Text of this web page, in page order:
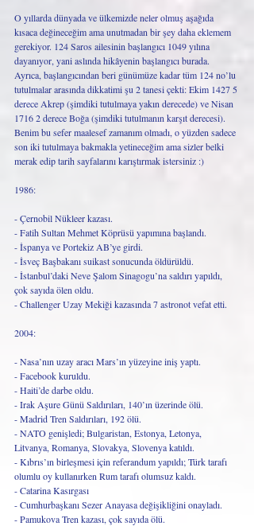
O yıllarda dünyada ve ülkemizde neler olmuş aşağıda
kısaca değineceğim ama unutmadan bir şey daha eklemem
gerekiyor. 124 Saros ailesinin başlangıcı 1049 yılına
dayanıyor, yani aslında hikâyenin başlangıcı burada.
Ayrıca, başlangıcından beri günümüze kadar tüm 124 no’lu
tutulmalar arasında dikkatimi şu 2 tanesi çekti: Ekim 1427 5
derece Akrep (şimdiki tutulmaya yakın derecede) ve Nisan
1716 2 derece Boğa (şimdiki tutulmanın karşıt derecesi).
Benim bu sefer maalesef zamanım olmadı, o yüzden sadece
son iki tutulmaya bakmakla yetineceğim ama sizler belki
merak edip tarih sayfalarını karıştırmak istersiniz :)
1986:
- Çernobil Nükleer kazası.
- Fatih Sultan Mehmet Köprüsü yapımına başlandı.
- İspanya ve Portekiz AB’ye girdi.
- İsveç Başbakanı suikast sonucunda öldürüldü.
- İstanbul’daki Neve Şalom Sinagogu’na saldırı yapıldı,
çok sayıda ölen oldu.
- Challenger Uzay Mekiği kazasında 7 astronot vefat etti.
2004:
- Nasa’nın uzay aracı Mars’ın yüzeyine iniş yaptı.
- Facebook kuruldu.
- Haiti’de darbe oldu.
- Irak Aşure Günü Saldırıları, 140’ın üzerinde ölü.
- Madrid Tren Saldırıları, 192 ölü.
- NATO genişledi; Bulgaristan, Estonya, Letonya,
Litvanya, Romanya, Slovakya, Slovenya katıldı.
- Kıbrıs’ın birleşmesi için referandum yapıldı; Türk tarafı
olumlu oy kullanırken Rum tarafı olumsuz kaldı.
- Catarina Kasırgası
- Cumhurbaşkanı Sezer Anayasa değişikliğini onayladı.
- Pamukova Tren kazası, çok sayıda ölü.